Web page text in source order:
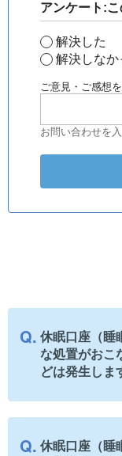
アンケート:
解決した
解決しなか
ご意見・ご感想
お問い合わせを
休眠口座（睡
な処置がおこ
どは発生しま
休眠口座（睡